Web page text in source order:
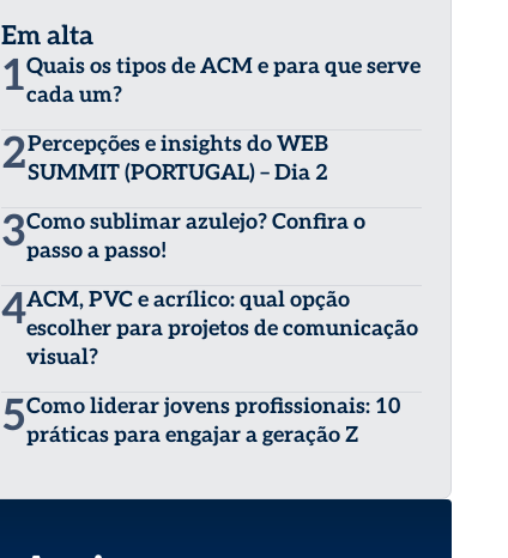
Em alta
1Quais os tipos de ACM e para que serve
cada um?
2Percepções e insights do WEB
SUMMIT (PORTUGAL) – Dia 2
3Como sublimar azulejo? Confira o
passo a passo!
4ACM, PVC e acrílico: qual opção
escolher para projetos de comunicação
visual?
5Como liderar jovens profissionais: 10
práticas para engajar a geração Z